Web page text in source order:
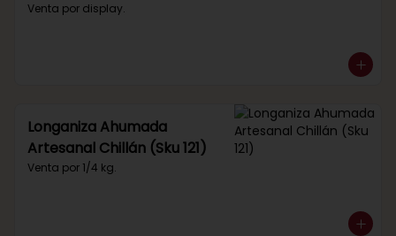
Venta por display.
Longaniza Ahumada
Artesanal Chillán (Sku 121)
Venta por 1/4 kg.